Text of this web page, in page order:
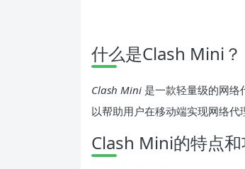
什么是Clash Mini？
Clash Mini 是一款轻量级的网
以帮助用户在移动端实现网络代
Clash Mini的特点